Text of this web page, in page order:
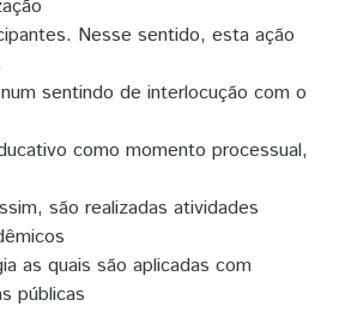
Nesse sentido, esta ação
sentindo de interlocução com o
como momento processual,
são realizadas atividades
as quais são aplicadas com
públicas